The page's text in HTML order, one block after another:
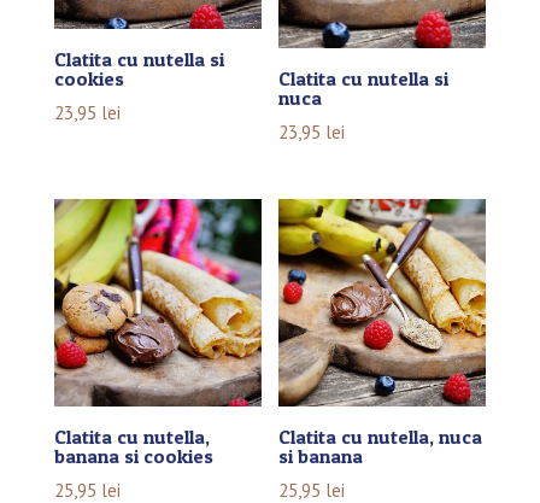
Clatita cu nutella si
cookies
23,95 lei
Clatita cu nutella si
nuca
23,95 lei
Clatita cu nutella,
banana si cookies
25,95 lei
Clatita cu nutella, nuca
si banana
25,95 lei